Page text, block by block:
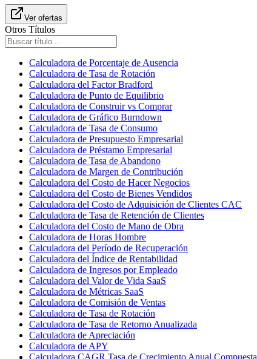
Ver ofertas
Otros Títulos
Calculadora de Porcentaje de Ausencia
Calculadora de Tasa de Rotación
Calculadora del Factor Bradford
Calculadora de Punto de Equilibrio
Calculadora de Construir vs Comprar
Calculadora de Gráfico Burndown
Calculadora de Tasa de Consumo
Calculadora de Presupuesto Empresarial
Calculadora de Préstamo Empresarial
Calculadora de Tasa de Abandono
Calculadora de Margen de Contribución
Calculadora del Costo de Hacer Negocios
Calculadora del Costo de Bienes Vendidos
Calculadora del Costo de Adquisición de Clientes CAC
Calculadora de Tasa de Retención de Clientes
Calculadora del Costo de Mano de Obra
Calculadora de Horas Hombre
Calculadora del Período de Recuperación
Calculadora del Índice de Rentabilidad
Calculadora de Ingresos por Empleado
Calculadora del Valor de Vida SaaS
Calculadora de Métricas SaaS
Calculadora de Comisión de Ventas
Calculadora de Tasa de Rotación
Calculadora de Tasa de Retorno Anualizada
Calculadora de Apreciación
Calculadora de APY
Calculadora CAGR Tasa de Crecimiento Anual Compuesta